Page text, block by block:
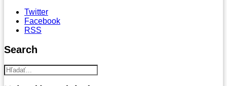
Twitter
Facebook
RSS
Search